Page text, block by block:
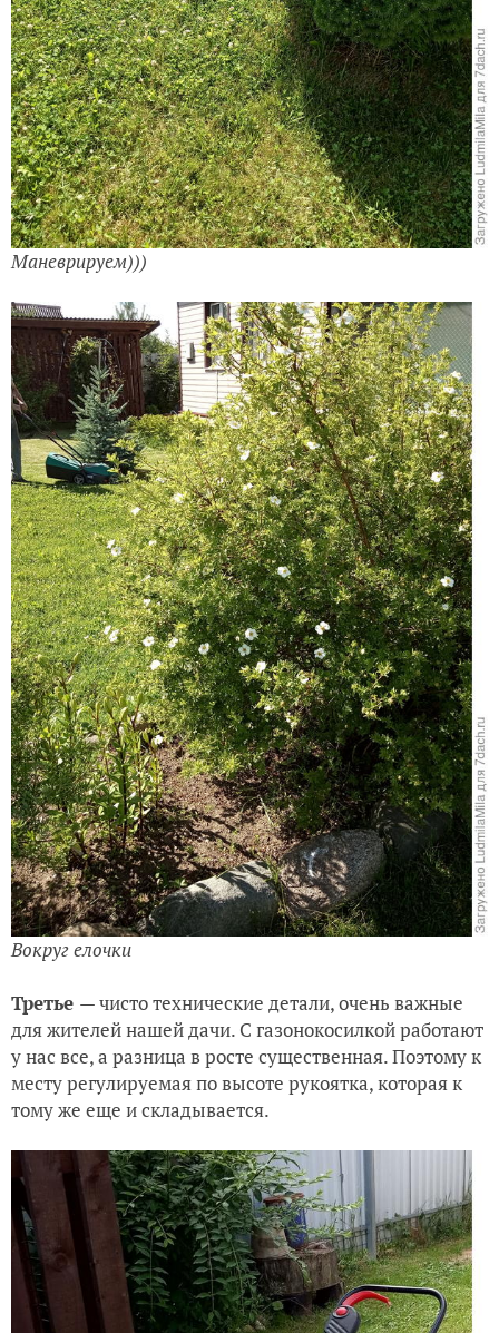
Маневрируем)))
Вокруг елочки
Третье — чисто технические детали, очень важные
для жителей нашей дачи. С газонокосилкой работают
у нас все, а разница в росте существенная. Поэтому к
месту регулируемая по высоте рукоятка, которая к
тому же еще и складывается.